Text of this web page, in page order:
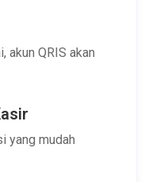
QRIS akan
yang mudah